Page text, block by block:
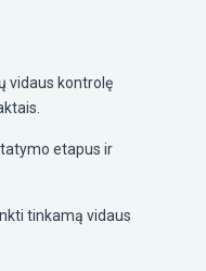
vidaus kontrolę
etapus ir
tinkamą vidaus